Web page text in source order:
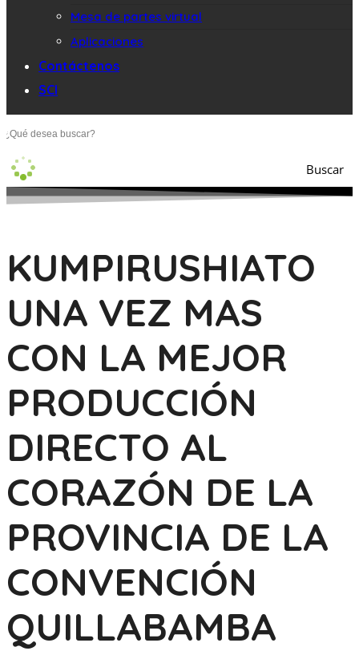
Mesa de partes virtual
Aplicaciones
Contáctenos
SCI
Buscar
KUMPIRUSHIATO
UNA VEZ MAS
CON LA MEJOR
PRODUCCIÓN
DIRECTO AL
CORAZÓN DE LA
PROVINCIA DE LA
CONVENCIÓN
QUILLABAMBA